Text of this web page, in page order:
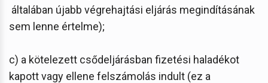
általában újabb végrehajtási eljárás megindításának
sem lenne értelme);
c) a kötelezett csődeljárásban fizetési haladékot
kapott vagy ellene felszámolás indult (ez a